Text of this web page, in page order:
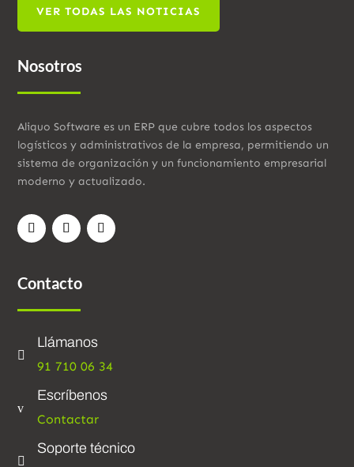
VER TODAS LAS NOTICIAS
Nosotros
Aliquo Software es un ERP que cubre todos los aspectos
logísticos y administrativos de la empresa, permitiendo un
sistema de organización y un funcionamiento empresarial
moderno y actualizado.
Contacto

Llámanos
91 710 06 34
v
Escríbenos
Contactar

Soporte técnico